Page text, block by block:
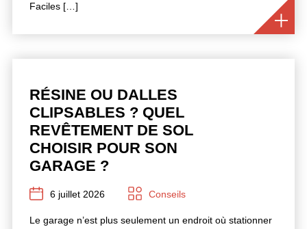
Faciles […]
RÉSINE OU DALLES
CLIPSABLES ? QUEL
REVÊTEMENT DE SOL
CHOISIR POUR SON
GARAGE ?
6 juillet 2026 Conseils
Le garage n’est plus seulement un endroit où stationner